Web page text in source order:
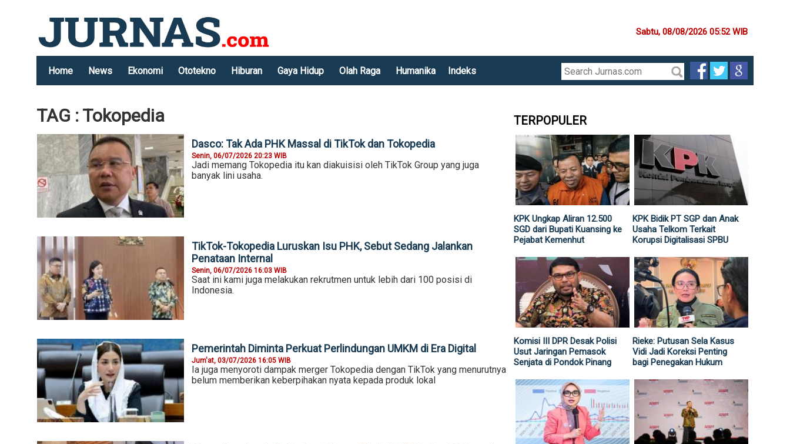
Sabtu, 08/08/2026 05:52 WIB
Home News Ekonomi Ototekno Hiburan Gaya Hidup Olah Raga Humanika Indeks
TAG : Tokopedia
Dasco: Tak Ada PHK Massal di TikTok dan Tokopedia
Senin, 06/07/2026 20:23 WIB
Jadi memang Tokopedia itu kan diakuisisi oleh TikTok Group yang juga
banyak lini usaha.
TikTok-Tokopedia Luruskan Isu PHK, Sebut Sedang Jalankan
Penataan Internal
Senin, 06/07/2026 16:03 WIB
Saat ini kami juga melakukan rekrutmen untuk lebih dari 100 posisi di
Indonesia.
Pemerintah Diminta Perkuat Perlindungan UMKM di Era Digital
Jum'at, 03/07/2026 16:05 WIB
Ia juga menyoroti dampak merger Tokopedia dengan TikTok yang menurutnya
belum memberikan keberpihakan nyata kepada produk lokal
TERPOPULER
KPK Ungkap Aliran 12.500
SGD dari Bupati Kuansing ke
Pejabat Kemenhut
KPK Bidik PT SGP dan Anak
Usaha Telkom Terkait
Korupsi Digitalisasi SPBU
Komisi III DPR Desak Polisi
Usut Jaringan Pemasok
Senjata di Pondok Pinang
Rieke: Putusan Sela Kasus
Vidi Jadi Koreksi Penting
bagi Penegakan Hukum